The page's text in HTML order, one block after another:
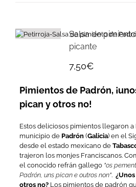
Salsa de
picante
7,50€
Pimientos de Padrón,
pican y otros no!
Estos deliciosos pimientos llegaron a
municipio de Padrón(Galicia) en el
desde el estado mexicano de
trajeron los monjes Franciscanos.
el conocido refrán gallego "os
Padrón, uns pican e outros non".
otros no?Los pimientos de padrón